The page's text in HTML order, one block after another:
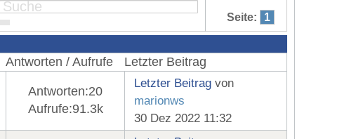
Seite: 1
Antworten / Aufrufe Letzter Beitrag
Antworten:20
Aufrufe:91.3k
Letzter Beitrag von
marionws
30 Dez 2022 11:32